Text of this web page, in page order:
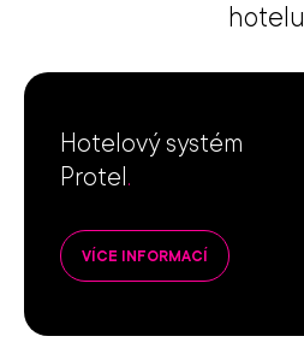
hotelu
Hotelový systém
Protel .
VÍCE INFORMACÍ